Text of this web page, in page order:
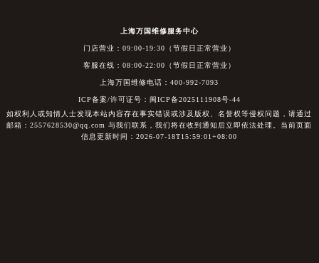
上海万国维修服务中心
门店营业：09:00-19:30（节假日正常营业）
客服在线：08:00-22:00（节假日正常营业）
上海万国维修电话：400-992-7093
ICP备案/许可证号：闽ICP备2025111908号-44
如权利人或知情人士发现本站内容存在事实错误或涉及版权、名誉权等侵权问题，请通过
邮箱：2557628530@qq.com 与我们联系，我们将在收到通知后立即依法处理。当前页面
信息更新时间：2026-07-18T15:59:01+08:00